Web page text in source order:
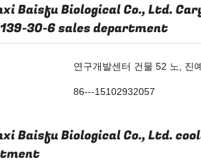
Baisfu Biological Co., Ltd.
30-6 sales department
연구개발센터 건물 52 노, 진
86---15102932057
Baisfu Biological Co., Ltd.